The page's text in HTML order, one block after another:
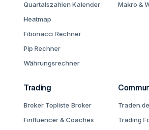
Quartalszahlen Kalender
Heatmap
Fibonacci Rechner
Pip Rechner
Währungsrechner
Makro &
Trading
Broker Topliste Broker
Finfluencer & Coaches
Trading